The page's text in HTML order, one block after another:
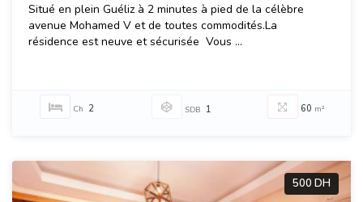
Situé en plein Guéliz à 2 minutes à pied de la célèbre
avenue Mohamed V et de toutes commodités.La
résidence est neuve et sécurisée Vous ...
Ch 2 SDB 1 60 m²
500 DH